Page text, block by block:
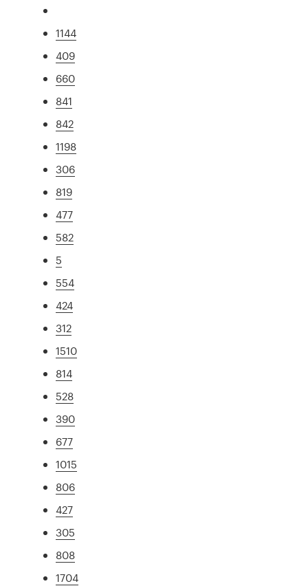
1144
409
660
841
842
1198
306
819
477
582
5
554
424
312
1510
814
528
390
677
1015
806
427
305
808
1704